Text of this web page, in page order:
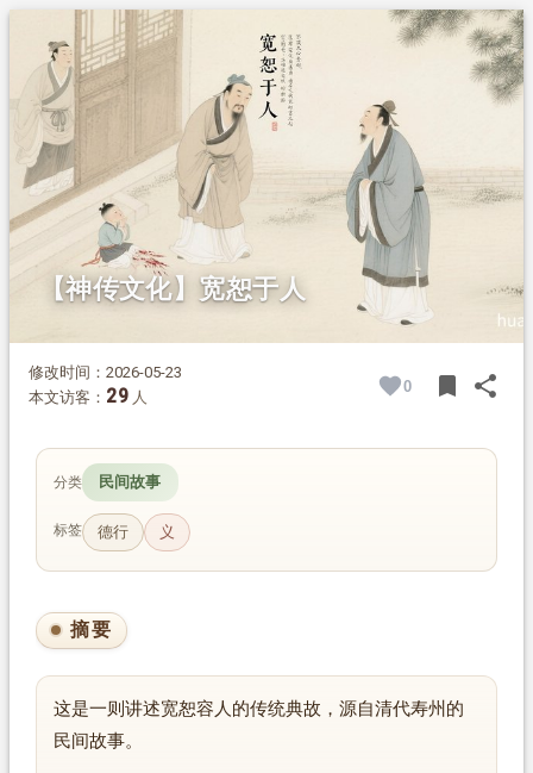
正文
【神传文化】宽恕于人
修改时间：2026-05-23
本文访客： 29 人
0 bookmark share
分类 民间故事
标签 德行 义
摘要
这是一则讲述宽恕容人的传统典故，源自清代寿州的
民间故事。